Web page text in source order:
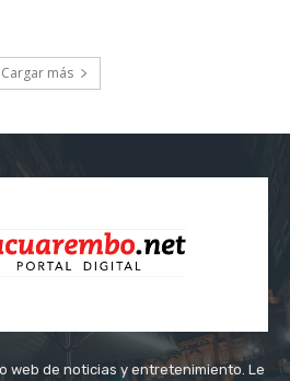
Cargar más
web de noticias y entretenimiento. Le